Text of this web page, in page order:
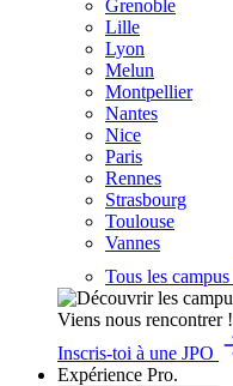
Grenoble
Lille
Lyon
Melun
Montpellier
Nantes
Nice
Paris
Rennes
Strasbourg
Toulouse
Vannes
Tous les campus
Viens nous rencontrer !
Inscris-toi à une JPO
Expérience Pro.